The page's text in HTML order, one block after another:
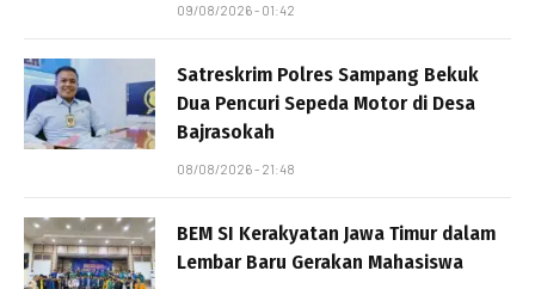
09/08/2026 - 01:42
Satreskrim Polres Sampang Bekuk
Dua Pencuri Sepeda Motor di Desa
Bajrasokah
08/08/2026 - 21:48
BEM SI Kerakyatan Jawa Timur dalam
Lembar Baru Gerakan Mahasiswa